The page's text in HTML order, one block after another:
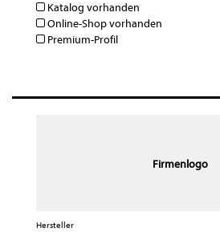
Katalog vorhanden
Online-Shop vorhanden
Premium-Profil
Firmenlogo
Hersteller